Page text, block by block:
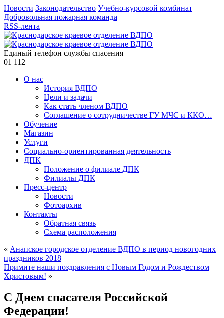
Новости Законодательство Учебно-курсовой комбинат
Добровольная пожарная команда
RSS-лента
Единый телефон службы спасения
01 112
О нас
История ВДПО
Цели и задачи
Как стать членом ВДПО
Соглашение о сотрудничестве ГУ МЧС и ККО…
Обучение
Магазин
Услуги
Социально-ориентированная деятельность
ДПК
Положение о филиале ДПК
Филиалы ДПК
Пресс-центр
Новости
Фотоархив
Контакты
Обратная связь
Схема расположения
« Анапское городское отделение ВДПО в период новогодних
праздников 2018
Примите наши поздравления с Новым Годом и Рождеством
Христовым! »
С Днем спасателя Российской
Федерации!